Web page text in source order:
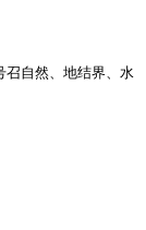
召自然、地结界、水